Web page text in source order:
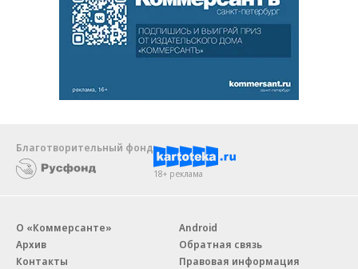
Благотворительный фонд
18+ реклама
О «Коммерсанте»
Архив
Контакты
Android
Обратная связь
Правовая информация